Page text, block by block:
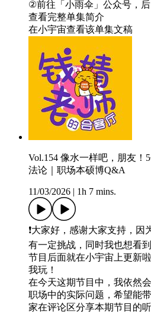
②前往「小雨伞」公众号，
查看完整单集简介
在小宇宙查看该单集文稿
Vol.154 像水一样吧，朋友！
法论｜职场本硕博Q&A
11/03/2026 1h 7 mins.
❗️大家好，感谢大家支持，
有一定挑战，同时我也想看
节目后面就在小宇宙上更新
我玩！
在今天这期节目中，我依然
职场中的实际问题，希望能
家在评论区分享本期节目的听